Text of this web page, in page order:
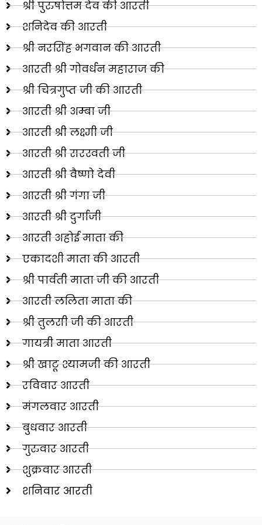
श्री पुरुषोत्तम देव की आरती
शनिदेव की आरती
श्री नरसिंह भगवान की आरती
आरती श्री गोवर्धन महाराज की
श्री चित्रगुप्त जी की आरती
आरती श्री अम्बा जी
आरती श्री लक्ष्मी जी
आरती श्री सरस्वती जी
आरती श्री वैष्णो देवी
आरती श्री गंगा जी
आरती श्री दुर्गाजी
आरती अहोई माता की
एकादशी माता की आरती
श्री पार्वती माता जी की आरती
आरती ललिता माता की
श्री तुलसी जी की आरती
गायत्री माता आरती
श्री खाटू श्यामजी की आरती
रविवार आरती
मंगलवार आरती
बुधवार आरती
गुरुवार आरती
शुक्रवार आरती
शनिवार आरती